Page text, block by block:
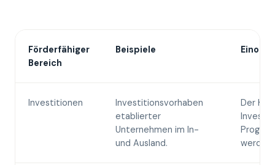
Förderfähiger
Bereich
Beispiele
Investitionen
Investitionsvorhaben
etablierter
Unternehmen im In-
und Ausland.
Der
werden.